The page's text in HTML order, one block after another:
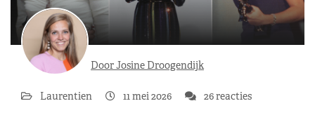
Door Josine Droogendijk
Laurentien 11 mei 2026 26 reacties